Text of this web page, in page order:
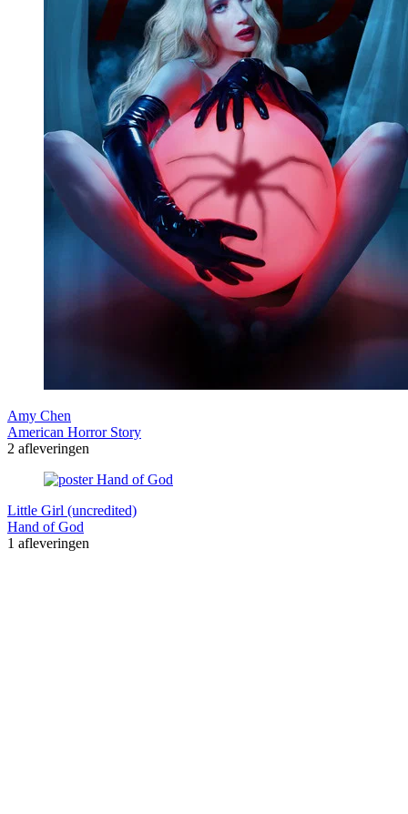
Amy Chen
American Horror Story
2 afleveringen
Little Girl (uncredited)
Hand of God
1 afleveringen